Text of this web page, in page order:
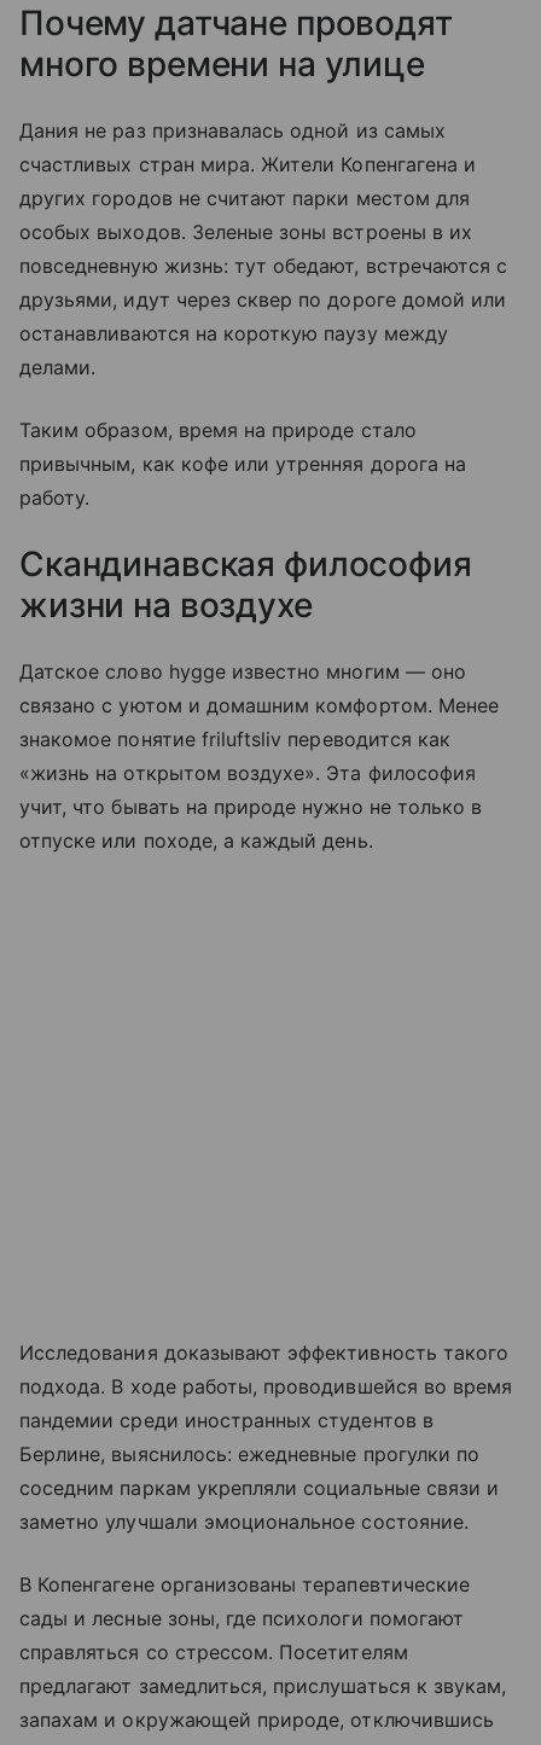
Почему датчане проводят
много времени на улице
Дания не раз признавалась одной из самых
счастливых стран мира. Жители Копенгагена и
других городов не считают парки местом для
особых выходов. Зеленые зоны встроены в их
повседневную жизнь: тут обедают, встречаются с
друзьями, идут через сквер по дороге домой или
останавливаются на короткую паузу между
делами.
Таким образом, время на природе стало
привычным, как кофе или утренняя дорога на
работу.
Скандинавская философия
жизни на воздухе
Датское слово hygge известно многим — оно
связано с уютом и домашним комфортом. Менее
знакомое понятие friluftsliv переводится как
«жизнь на открытом воздухе». Эта философия
учит, что бывать на природе нужно не только в
отпуске или походе, а каждый день.
Исследования доказывают эффективность такого
подхода. В ходе работы, проводившейся во время
пандемии среди иностранных студентов в
Берлине, выяснилось: ежедневные прогулки по
соседним паркам укрепляли социальные связи и
заметно улучшали эмоциональное состояние.
В Копенгагене организованы терапевтические
сады и лесные зоны, где психологи помогают
справляться со стрессом. Посетителям
предлагают замедлиться, прислушаться к звукам,
запахам и окружающей природе, отключившись